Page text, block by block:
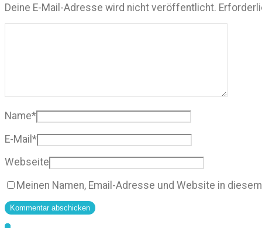
Deine E-Mail-Adresse wird nicht veröffentlicht.
Name*
E-Mail *
Webseite
Meinen Namen, Email-Adresse und Website in